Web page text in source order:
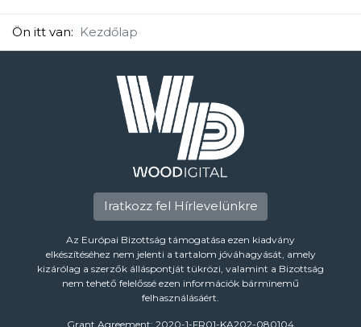
Ön itt van: Kezdőlap
Iratkozz fel Hírlevelünkre
Az Európai Bizottság támogatása ezen kiadvány
elkészítéséhez nem jelenti a tartalom jóváhagyását, amely
kizárólag a szerzők álláspontját tükrözi, valamint a Bizottság
nem tehető felelőssé ezen információk bárminemű
felhasználásáért.
Grant Agreement: 2020-1-FR01-KA202-080104